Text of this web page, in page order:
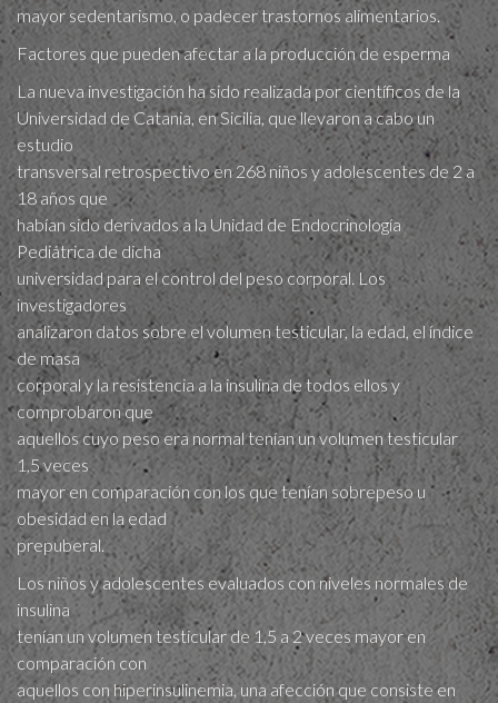
mayor sedentarismo, o padecer trastornos alimentarios.
Factores que pueden afectar a la producción de esperma
La nueva investigación ha sido realizada por científicos de la
Universidad de Catania, en Sicilia, que llevaron a cabo un
estudio
transversal retrospectivo en 268 niños y adolescentes de 2 a
18 años que
habían sido derivados a la Unidad de Endocrinología
Pediátrica de dicha
universidad para el control del peso corporal. Los
investigadores
analizaron datos sobre el volumen testicular, la edad, el índice
de masa
corporal y la resistencia a la insulina de todos ellos y
comprobaron que
aquellos cuyo peso era normal tenían un volumen testicular
1,5 veces
mayor en comparación con los que tenían sobrepeso u
obesidad en la edad
prepuberal.
Los niños y adolescentes evaluados con niveles normales de
insulina
tenían un volumen testicular de 1,5 a 2 veces mayor en
comparación con
aquellos con hiperinsulinemia, una afección que consiste en